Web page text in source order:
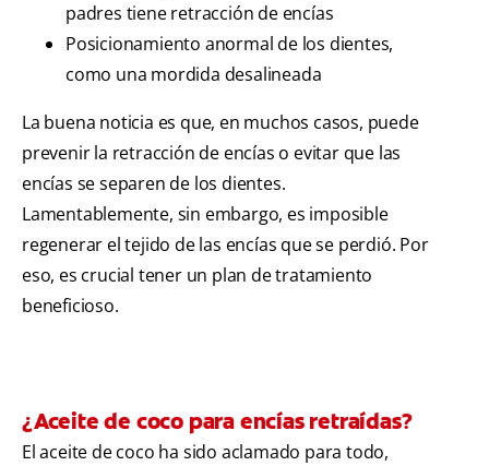
padres tiene retracción de encías
Posicionamiento anormal de los dientes,
como una mordida desalineada
La buena noticia es que, en muchos casos, puede
prevenir la retracción de encías o evitar que las
encías se separen de los dientes.
Lamentablemente, sin embargo, es imposible
regenerar el tejido de las encías que se perdió. Por
eso, es crucial tener un plan de tratamiento
beneficioso.
¿Aceite de coco para encías retraídas?
El aceite de coco ha sido aclamado para todo,